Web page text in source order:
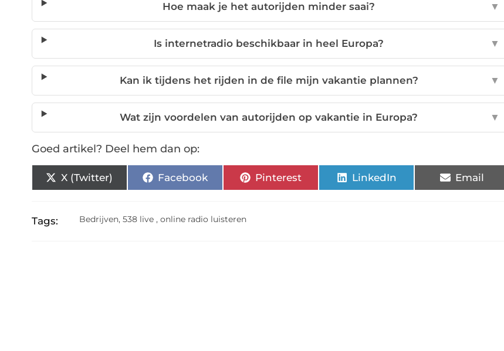
Hoe maak je het autorijden minder saai? ▼
Is internetradio beschikbaar in heel Europa? ▼
Kan ik tijdens het rijden in de file mijn vakantie plannen? ▼
Wat zijn voordelen van autorijden op vakantie in Europa? ▼
Goed artikel? Deel hem dan op:
X (Twitter) Facebook Pinterest LinkedIn Email
Tags: Bedrijven,538 live ,online radio luisteren